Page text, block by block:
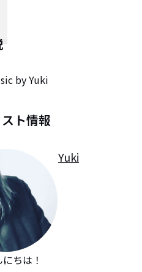
by Yuki
ト情報
Yuki
ちは！